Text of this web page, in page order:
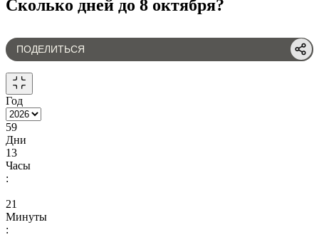
Сколько дней до 8 октября?
ПОДЕЛИТЬСЯ
Год
59
Дни
13
Часы
:
21
Минуты
: